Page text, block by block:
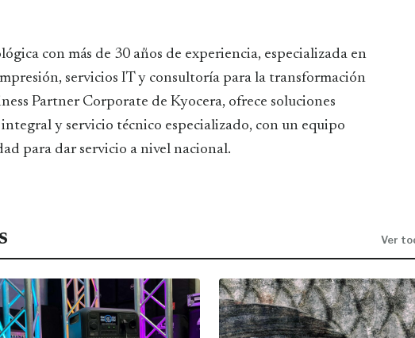
con más de 30 años de experiencia, especializada en
servicios IT y consultoría para la transformación
Partner Corporate de Kyocera, ofrece soluciones
y servicio técnico especializado, con un equipo
para dar servicio a nivel nacional.
Ver